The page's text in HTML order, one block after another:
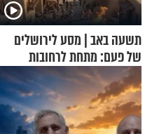
תשעה באב | מסע לירושלים
של פעם: מתחת לרחובות
ירושלים